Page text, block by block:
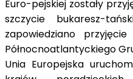
Euro-pejskiej zostały
szczycie bukaresz-
zapowiedziano
Północnoatlantyckiego
Unia Europejska